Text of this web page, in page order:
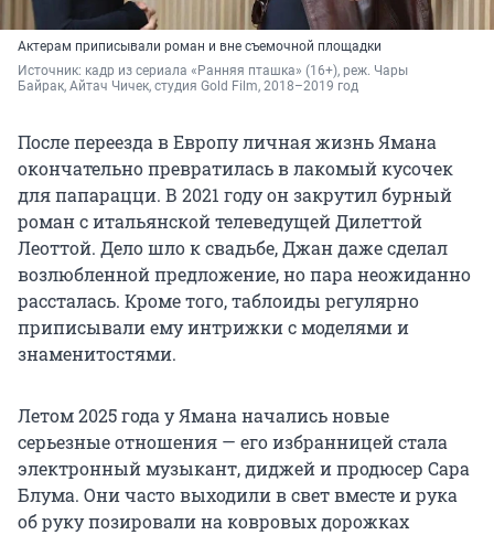
Актерам приписывали роман и вне съемочной площадки
Источник: кадр из сериала «Ранняя пташка» (16+), реж. Чары
Байрак, Айтач Чичек, студия Gold Film, 2018–2019 год
После переезда в Европу личная жизнь Ямана
окончательно превратилась в лакомый кусочек
для папарацци. В 2021 году он закрутил бурный
роман с итальянской телеведущей Дилеттой
Леоттой. Дело шло к свадьбе, Джан даже сделал
возлюбленной предложение, но пара неожиданно
рассталась. Кроме того, таблоиды регулярно
приписывали ему интрижки с моделями и
знаменитостями.
Летом 2025 года у Ямана начались новые
серьезные отношения — его избранницей стала
электронный музыкант, диджей и продюсер Сара
Блума. Они часто выходили в свет вместе и рука
об руку позировали на ковровых дорожках